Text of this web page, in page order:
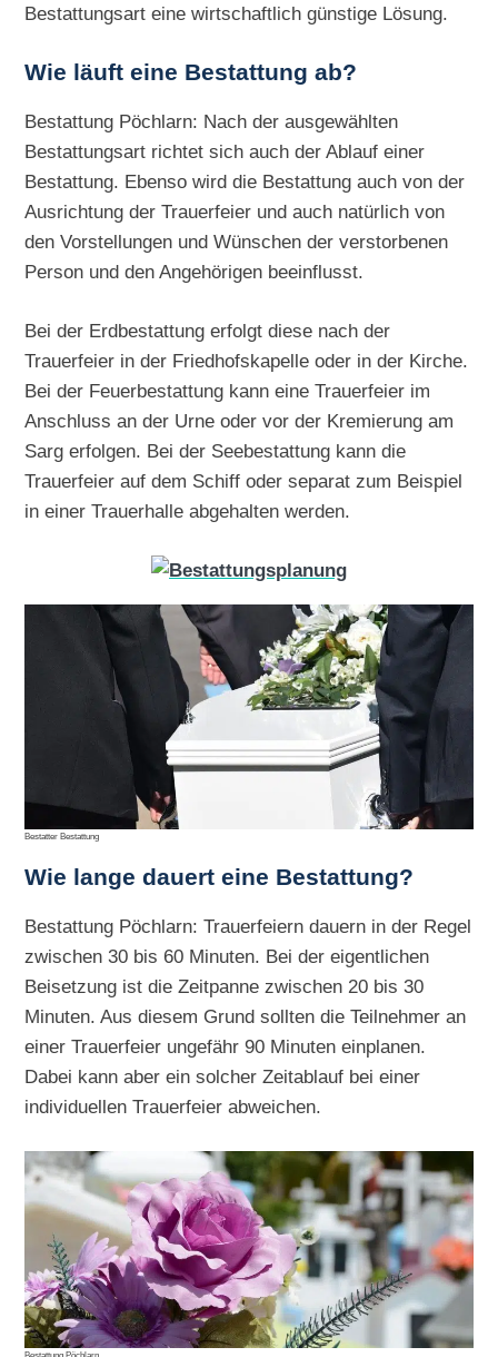
Bestattungsart eine wirtschaftlich günstige Lösung.
Wie läuft eine Bestattung ab?
Bestattung Pöchlarn: Nach der ausgewählten
Bestattungsart richtet sich auch der Ablauf einer
Bestattung. Ebenso wird die Bestattung auch von der
Ausrichtung der Trauerfeier und auch natürlich von
den Vorstellungen und Wünschen der verstorbenen
Person und den Angehörigen beeinflusst.
Bei der Erdbestattung erfolgt diese nach der
Trauerfeier in der Friedhofskapelle oder in der Kirche.
Bei der Feuerbestattung kann eine Trauerfeier im
Anschluss an der Urne oder vor der Kremierung am
Sarg erfolgen. Bei der Seebestattung kann die
Trauerfeier auf dem Schiff oder separat zum Beispiel
in einer Trauerhalle abgehalten werden.
Bestatter Bestattung
Wie lange dauert eine Bestattung?
Bestattung Pöchlarn: Trauerfeiern dauern in der Regel
zwischen 30 bis 60 Minuten. Bei der eigentlichen
Beisetzung ist die Zeitpanne zwischen 20 bis 30
Minuten. Aus diesem Grund sollten die Teilnehmer an
einer Trauerfeier ungefähr 90 Minuten einplanen.
Dabei kann aber ein solcher Zeitablauf bei einer
individuellen Trauerfeier abweichen.
Bestattung Pöchlarn